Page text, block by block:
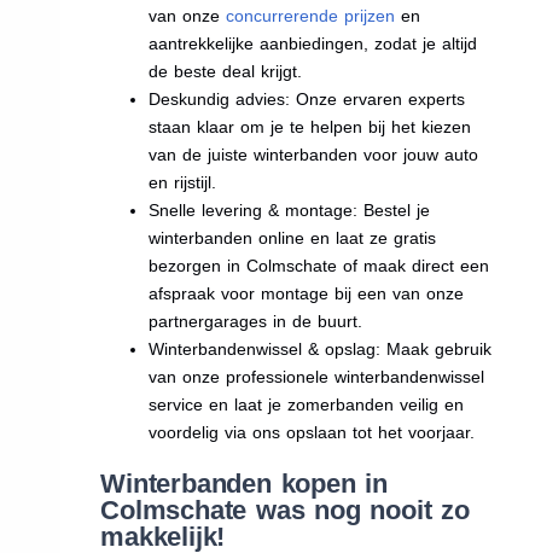
van onzeconcurrerende prijzen en
aantrekkelijke aanbiedingen, zodat je altijd
de beste deal krijgt.
Deskundig advies: Onze ervaren experts
staan klaar om je te helpen bij het kiezen
van de juiste winterbanden voor jouw auto
en rijstijl.
Snelle levering & montage: Bestel je
winterbanden online en laat ze gratis
bezorgen in Colmschate of maak direct een
afspraak voor montage bij een van onze
partnergarages in de buurt.
Winterbandenwissel & opslag: Maak gebruik
van onze professionele winterbandenwissel
service en laat je zomerbanden veilig en
voordelig via ons opslaan tot het voorjaar.
Winterbanden kopen in
Colmschate was nog nooit zo
makkelijk!